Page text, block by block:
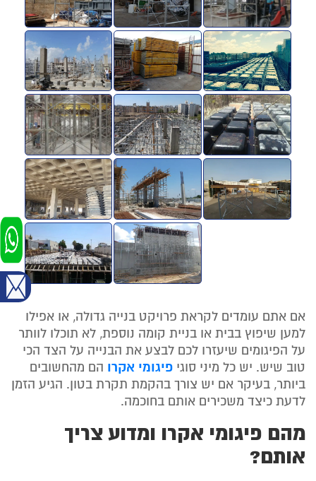
אם אתם עומדים לקראת פרויקט בנייה גדולה, או אפילו
למען שיפוץ בבית או בניית קומה נוספת, לא תוכלו לוותר
על הפיגומים שיעזרו לכם לבצע את הבנייה על הצד הכי
טוב שיש. יש כל מיני סוגי פיגומי אקרו הם מהחשובים
ביותר, בעיקר אם יש צורך בהקמת תקרת בטון. הגיע הזמן
לדעת כיצד משכירים אותם בחוכמה.
מהם פיגומי אקרו ומדוע צריך
אותם?